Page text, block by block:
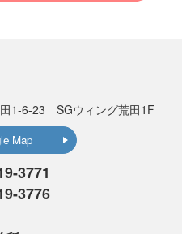
1-6-23 SGウィング荒田1F
Map
3771
3776